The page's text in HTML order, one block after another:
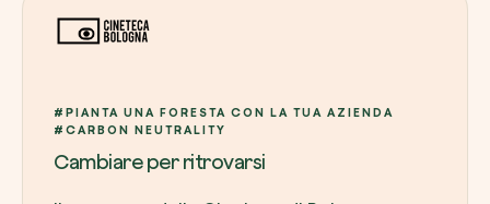
#PIANTA UNA FORESTA CON LA TUA AZIENDA
#CARBON NEUTRALITY
Cambiare per ritrovarsi